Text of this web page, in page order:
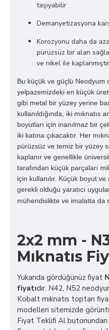
taşıyabilir
Demanyetizasyona
Korozyonu daha da
pürüzsüz bir alan
ve nikel ile
Bu küçük ve güçlü Neodyum
yelpazemizdeki en küçük
gibi metal bir yüzey yerine
kullanıldığında, iki mıknatıs
boyutları için inanılmaz bir
iki katına çıkacaktır. Her
pürüzsüz ve temiz bir yüzey
kaplanır ve genellikle
tarafından küçük parçaları
için kullanılır. Küçük boyut
gerekli olduğu yaratıcı
mühendislikte ve imalatta da
2x2 mm -
Mıknatıs
Yukarıda gördüğünüz fiyat
fiyatıdır. N42, N52
Kobalt mıknatıs toptan
modelleri sitemizde
Fiyat Teklifi Al